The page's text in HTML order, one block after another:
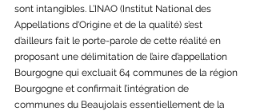
sont intangibles. L’INAO (Institut National des
Appellations d'Origine et de la qualité) s’est
d’ailleurs fait le porte-parole de cette réalité en
proposant une délimitation de l’aire d’appellation
Bourgogne qui excluait 64 communes de la région
Bourgogne et confirmait l’intégration de
communes du Beaujolais essentiellement de la